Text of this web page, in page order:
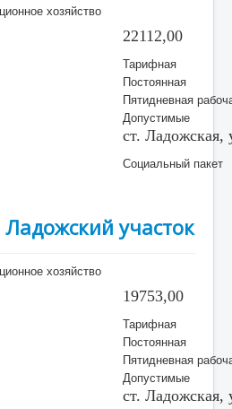
хозяйство
22112,00
Тарифная
Постоянная
Пятидневная
Допустимые
ст.
Социальный пакет
участок
хозяйство
19753,00
Тарифная
Постоянная
Пятидневная
Допустимые
ст.